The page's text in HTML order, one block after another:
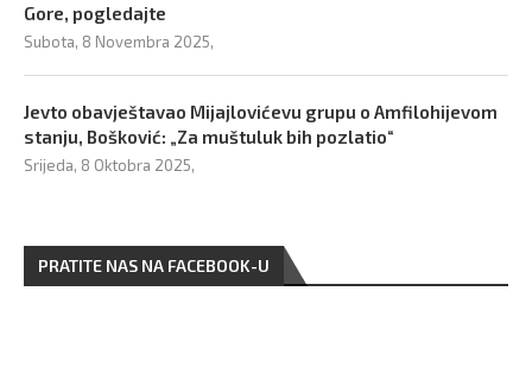
Gore, pogledajte
Subota, 8 Novembra 2025,
Jevto obavještavao Mijajlovićevu grupu o Amfilohijevom
stanju, Bošković: „Za muštuluk bih pozlatio“
Srijeda, 8 Oktobra 2025,
PRATITE NAS NA FACEBOOK-U